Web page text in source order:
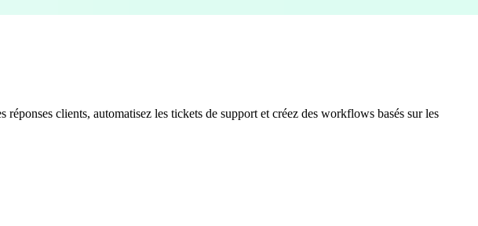
clients, automatisez les tickets de support et créez des workflows basés sur les